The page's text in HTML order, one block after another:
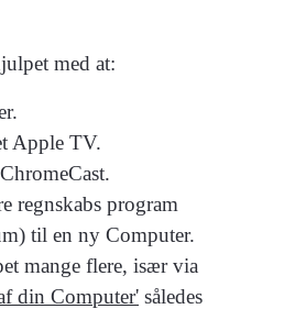
med at:
Apple TV.
regnskabs program
til en ny Computer.
mange flere, især via
din Computer' således